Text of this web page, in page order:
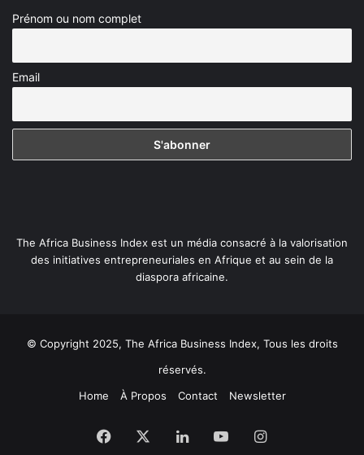
Prénom ou nom complet
Email
The Africa Business Index est un média consacré à la valorisation
des initiatives entrepreneuriales en Afrique et au sein de la
diaspora africaine.
© Copyright 2025, The Africa Business Index, Tous les droits
réservés.
Home
À Propos Contact Newsletter
Facebook LinkedinYouTubeInstagram